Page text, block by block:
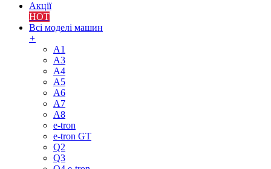
Акції
HOT
Всі моделі машин
+
A1
A3
A4
A5
A6
A7
A8
e-tron
e-tron GT
Q2
Q3